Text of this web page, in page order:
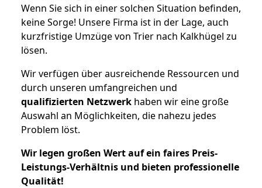
Wenn Sie sich in einer solchen Situation befinden,
keine Sorge! Unsere Firma ist in der Lage, auch
kurzfristige Umzüge von Trier nach Kalkhügel zu
lösen.
Wir verfügen über ausreichende Ressourcen und
durch unseren umfangreichen und
qualifizierten Netzwerk haben wir eine große
Auswahl an Möglichkeiten, die nahezu jedes
Problem löst.
Wir legen großen Wert auf ein faires Preis-
Leistungs-Verhältnis und bieten professionelle
Qualität!